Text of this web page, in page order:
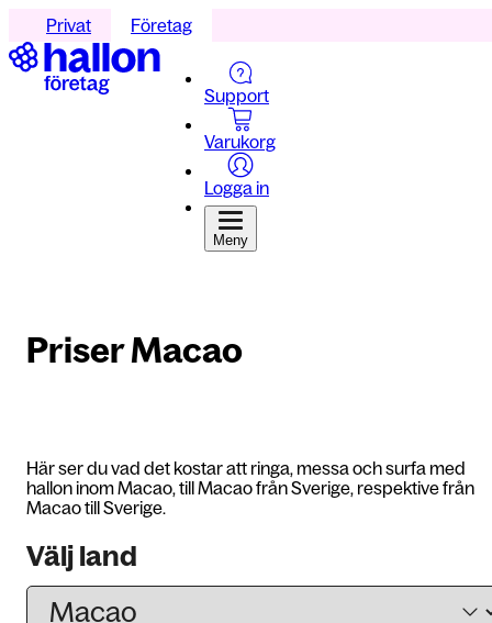
Privat Företag
Support
Varukorg
Logga in
Meny
Priser Macao
Här ser du vad det kostar att ringa, messa och surfa med
hallon inom Macao, till Macao från Sverige, respektive från
Macao till Sverige.
Välj land